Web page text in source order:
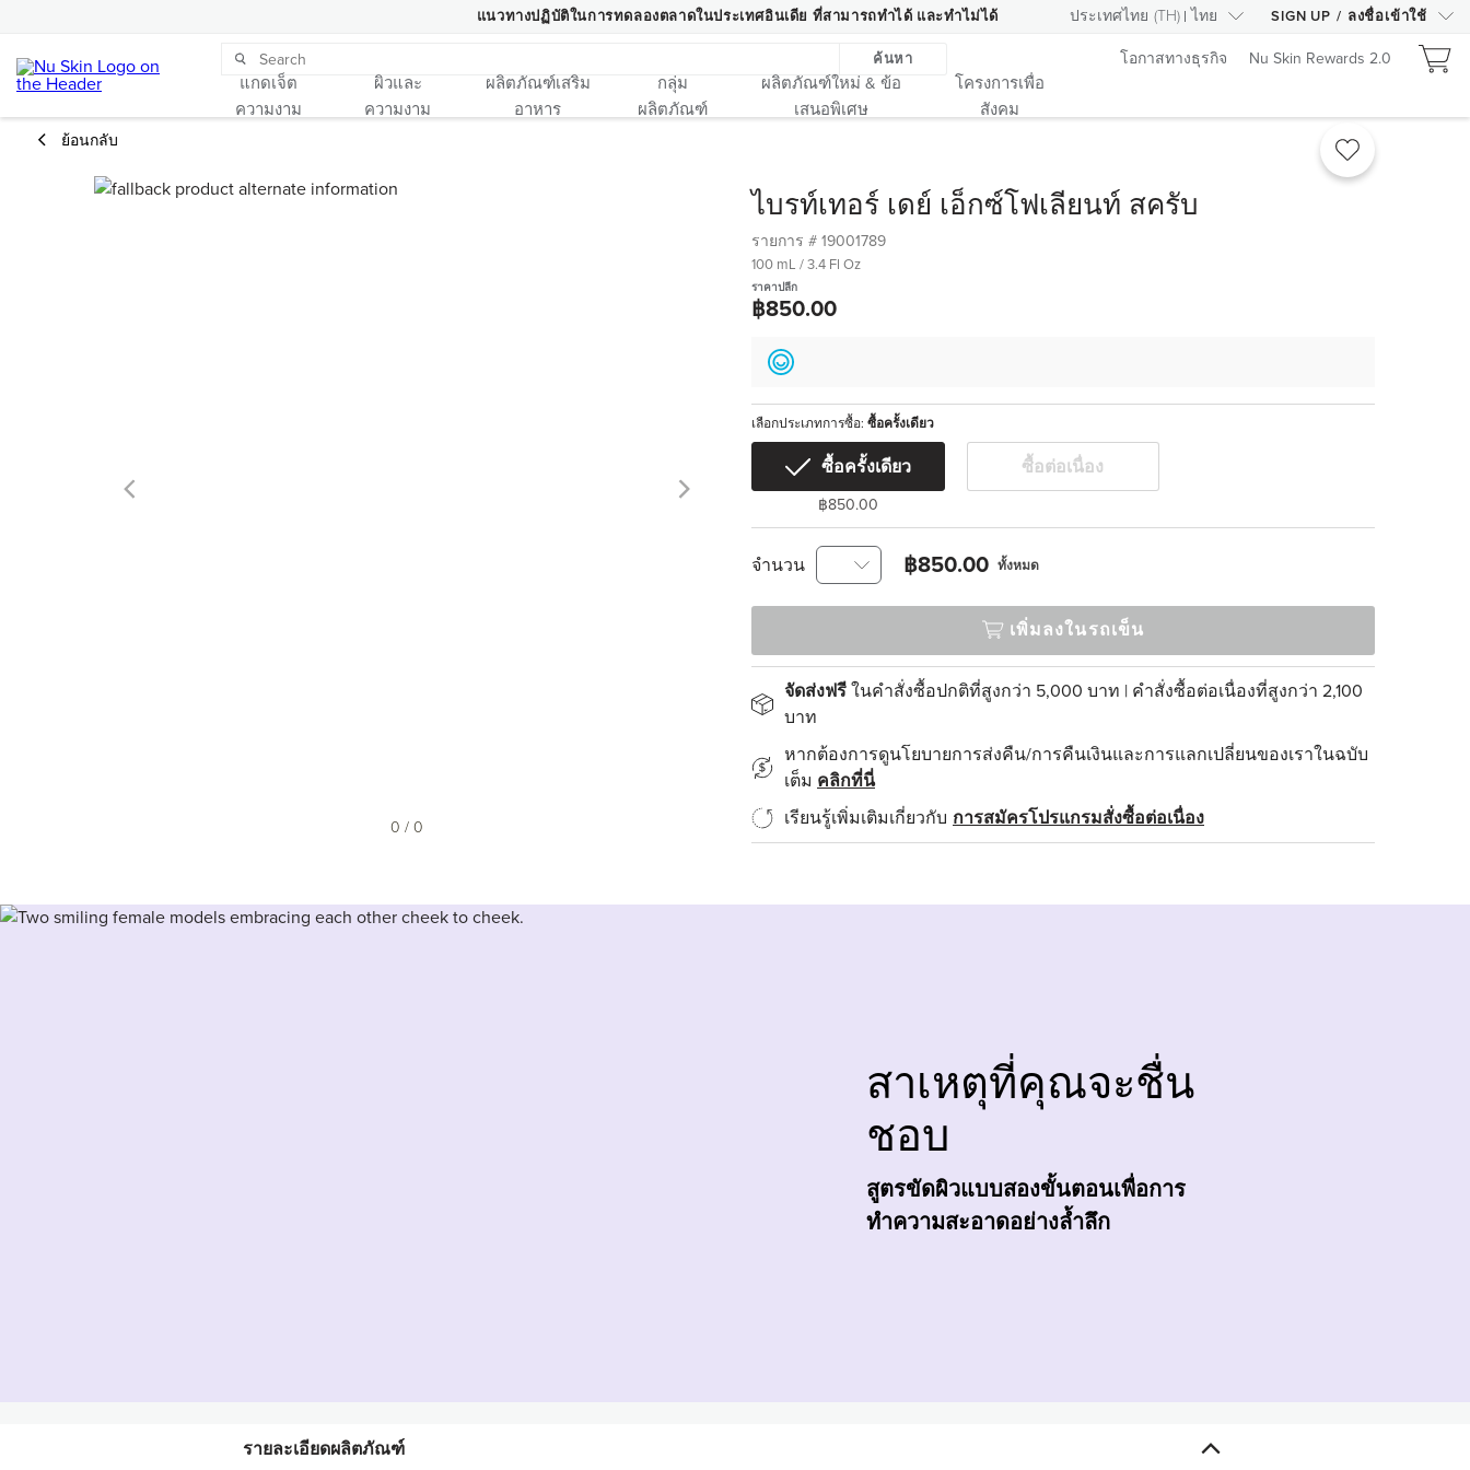
แนวทางปฏิบัติในการทดลองตลาดในประเทศอินเดีย ที่สามารถทำได้ และทำไม่ได้ ประเทศไทย (TH) ไทย SIGN UP / ลงชื่อเข้าใช้
ค้นหา
แกดเจ็ต
ความงาม
ผิวและ
ความงาม
ผลิตภัณฑ์เสริม
อาหาร
กลุ่ม
ผลิตภัณฑ์
ผลิตภัณฑ์ใหม่ & ข้อ
เสนอพิเศษ
โครงการเพื่อ
สังคม
โอกาสทางธุรกิจ Nu Skin Rewards 2.0
ย้อนกลับ
0 / 0
ไบรท์เทอร์ เดย์ เอ็กซ์โฟเลียนท์ สครับ
รายการ # 19001789
100 mL / 3.4 Fl Oz
ราคาปลีก
฿850.00
เลือกประเภทการซื้อ: ซื้อครั้งเดียว
ซื้อครั้งเดียว
฿850.00
ซื้อต่อเนื่อง
จำนวน ฿850.00 ทั้งหมด
เพิ่มลงในรถเข็น
จัดส่งฟรี ในคำสั่งซื้อปกติที่สูงกว่า 5,000 บาท | คำสั่งซื้อต่อเนื่องที่สูงกว่า 2,100
บาท
หากต้องการดูนโยบายการส่งคืน/การคืนเงินและการแลกเปลี่ยนของเราในฉบับ
เต็ม คลิกที่นี่
เรียนรู้เพิ่มเติมเกี่ยวกับ การสมัครโปรแกรมสั่งซื้อต่อเนื่อง
สาเหตุที่คุณจะชื่น
ชอบ
สูตรขัดผิวแบบสองขั้นตอนเพื่อการ
ทำความสะอาดอย่างล้ำลึก
รายละเอียดผลิตภัณฑ์